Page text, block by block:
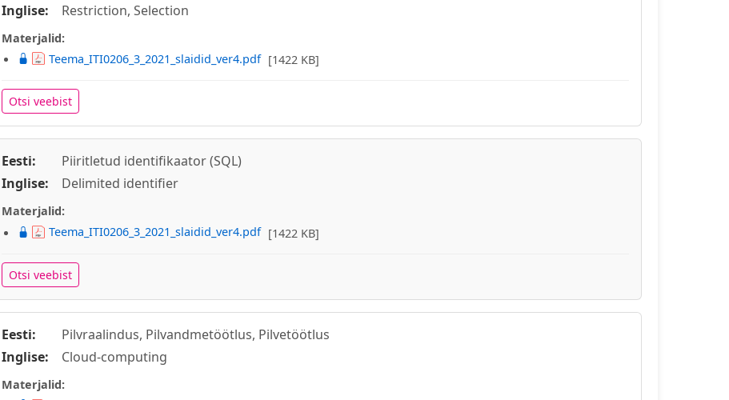
Inglise:
Restriction, Selection
Materjalid:
Teema_ITI0206_3_2021_slaidid_ver4.pdf [1422 KB]
Otsi veebist
Eesti:
Piiritletud identifikaator (SQL)
Inglise:
Delimited identifier
Materjalid:
Teema_ITI0206_3_2021_slaidid_ver4.pdf [1422 KB]
Otsi veebist
Eesti:
Pilvraalindus, Pilvandmetöötlus, Pilvetöötlus
Inglise:
Cloud-computing
Materjalid: